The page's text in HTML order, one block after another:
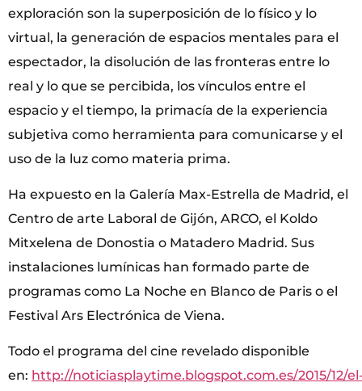
exploración son la superposición de lo físico y lo
virtual, la generación de espacios mentales para el
espectador, la disolución de las fronteras entre lo
real y lo que se percibida, los vínculos entre el
espacio y el tiempo, la primacía de la experiencia
subjetiva como herramienta para comunicarse y el
uso de la luz como materia prima.
Ha expuesto en la Galería Max-Estrella de Madrid, el
Centro de arte Laboral de Gijón, ARCO, el Koldo
Mitxelena de Donostia o Matadero Madrid. Sus
instalaciones lumínicas han formado parte de
programas como La Noche en Blanco de Paris o el
Festival Ars Electrónica de Viena.
Todo el programa del cine revelado disponible
en: http://noticiasplaytime.blogspot.com.es/2015/12/